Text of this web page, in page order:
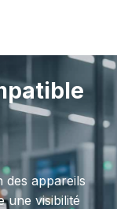
des appareils
une visibilité